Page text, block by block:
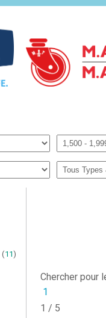
(11)
Chercher pour
1
1 / 5